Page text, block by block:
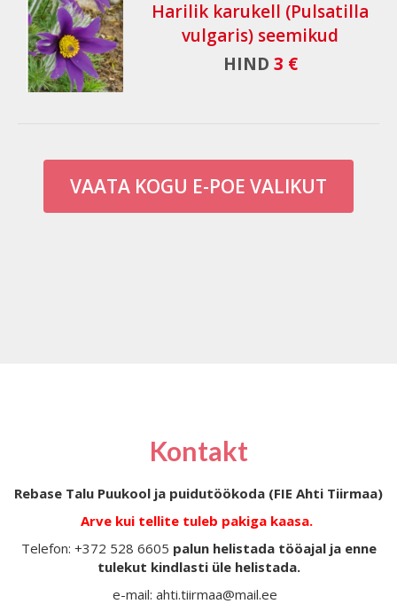
Harilik karukell (Pulsatilla
vulgaris) seemikud
HIND 3 €
VAATA KOGU E-POE VALIKUT
Kontakt
Rebase Talu Puukool ja puidutöökoda (FIE Ahti Tiirmaa)
Arve kui tellite tuleb pakiga kaasa.
Telefon: +372 528 6605 palun helistada tööajal ja enne
tulekut kindlasti üle helistada.
e-mail: ahti.tiirmaa@mail.ee